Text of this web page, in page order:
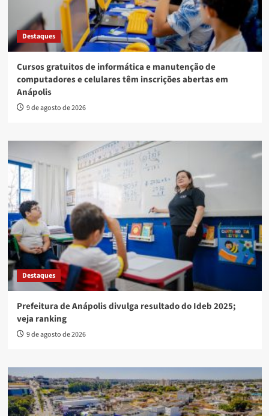
Destaques
Cursos gratuitos de informática e manutenção de
computadores e celulares têm inscrições abertas em
Anápolis
9 de agosto de 2026
Destaques
Prefeitura de Anápolis divulga resultado do Ideb 2025;
veja ranking
9 de agosto de 2026